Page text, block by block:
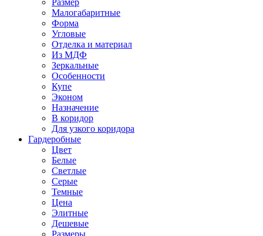
Размер
Малогабаритные
Форма
Угловые
Отделка и материал
Из МДФ
Зеркальные
Особенности
Купе
Эконом
Назначение
В коридор
Для узкого коридора
Гардеробные
Цвет
Белые
Светлые
Серые
Темные
Цена
Элитные
Дешевые
Размеры